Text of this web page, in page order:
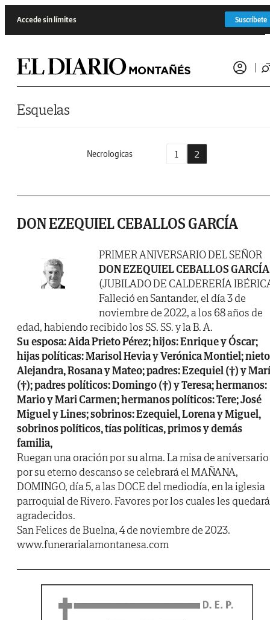
Accede sin límites Suscríbete
Esquelas
Necrologicas 1 2
DON EZEQUIEL CEBALLOS GARCÍA
PRIMER ANIVERSARIO DEL SEÑOR
DON EZEQUIEL CEBALLOS GARCÍA
(JUBILADO DE CALDERERÍA
Falleció en Santander, el día 3 de
noviembre de 2022, a los 68 años de
edad, habiendo recibido los SS. SS. y la B. A.
Su esposa: Aida Prieto Pérez; hijos: Enrique y Óscar;
hijas políticas: Marisol Hevia y Verónica Montiel;
Alejandra, Rosana y Mateo; padres: Ezequiel (†) y
(†); padres políticos: Domingo (†) y Teresa; hermanos:
Mario y Mari Carmen; hermanos políticos: Tere; José
Miguel y Lines; sobrinos: Ezequiel, Lorena y Miguel,
sobrinos políticos, tías políticas, primos y demás
familia,
Ruegan una oración por su alma. La misa de aniversario
por su eterno descanso se celebrará el MAÑANA,
DOMINGO, día 5, a las DOCE del mediodía, en la iglesia
parroquial de Rivero. Favores por los cuales les
agradecidos.
San Felices de Buelna, 4 de noviembre de 2023.
www.funerarialamontanesa.com